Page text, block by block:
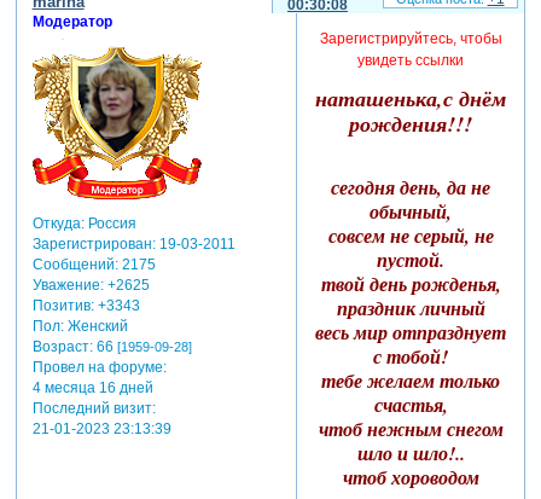
00:30:08
Модератор
Откуда:Россия
Зарегистрирован: 19-03-2011
Сообщений:2175
Уважение: +2625
Позитив: +3343
Пол:Женский
Возраст:66 [1959-09-28]
Провел на форуме:
4 месяца 16 дней
Последний визит:
21-01-2023 23:13:39
Зарегистрируйтесь, чтобы
увидеть ссылки
наташенька,с днём
рождения!!!
сегодня день, да не
обычный,
совсем не серый, не
пустой.
твой день рожденья,
праздник личный
весь мир отпразднует
с тобой!
тебе желаем только
счастья,
чтоб нежным снегом
шло и шло!..
чтоб хороводом